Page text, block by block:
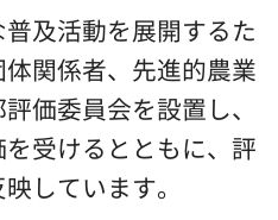
及活動を展開するた
関係者、先進的農業
価委員会を設置し、
受けるとともに、評
しています。